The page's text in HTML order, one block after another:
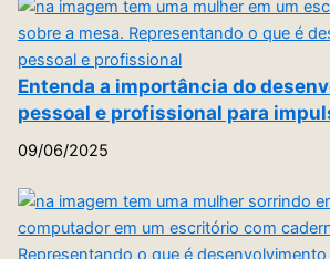
Entenda a importância do
pessoal e profissional para
09/06/2025